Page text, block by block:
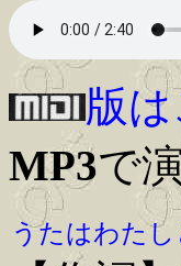
版
MP3で
うたはわた